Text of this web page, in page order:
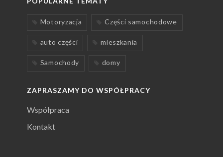
Motoryzacja Części samochodowe
auto części mieszkania
Samochody domy
ZAPRASZAMY DO WSPÓŁPRACY
Współpraca
Kontakt